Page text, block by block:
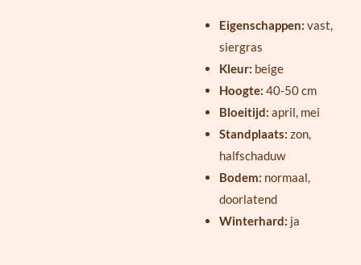
Eigenschappen: vast,
siergras
Kleur: beige
Hoogte: 40-50 cm
Bloeitijd: april, mei
Standplaats: zon,
halfschaduw
Bodem: normaal,
doorlatend
Winterhard: ja